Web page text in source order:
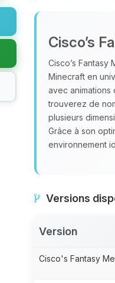
Cisco’s
Cisco’s
Minecraft en
avec
trouverez de
plusieurs
Grâce à son
environnement
Versions
Version
Cisco's Fantasy